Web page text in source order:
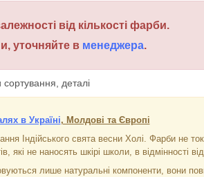
від кількості фарби.
уточняйте в менеджера.
сортування, деталі
в Україні, Молдові та Європі
Індійського свята весни Холі. Фарби не
не наносять шкірі школи, в відмінності
лише натуральні компоненти, вони